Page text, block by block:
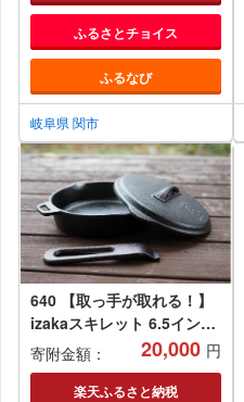
ふるさとチョイス
ふるなび
岐阜県 関市
640 【取っ手が取れる！】
izakaスキレット 6.5インチ
蓋つき 20,000 円
寄附金額： 20,000 円
楽天ふるさと納税